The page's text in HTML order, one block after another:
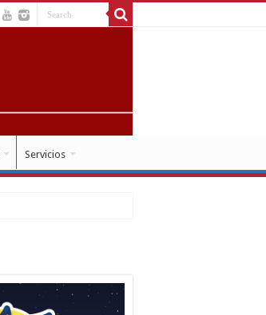
Servicios